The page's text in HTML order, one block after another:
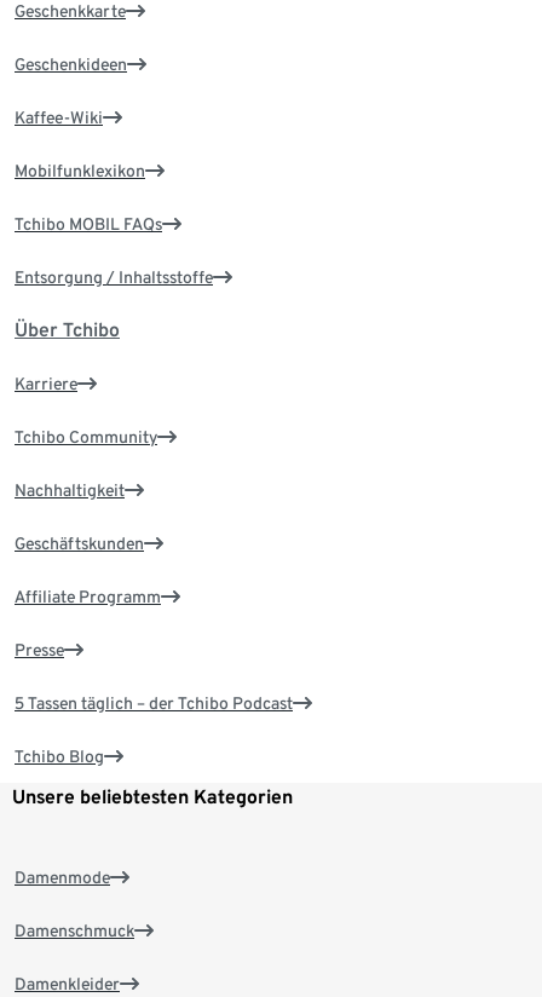
Geschenkkarte
Geschenkideen
Kaffee-Wiki
Mobilfunklexikon
Tchibo MOBIL FAQs
Entsorgung / Inhaltsstoffe
Über Tchibo
Karriere
Tchibo Community
Nachhaltigkeit
Geschäftskunden
Affiliate Programm
Presse
5 Tassen täglich – der Tchibo Podcast
Tchibo Blog
Unsere beliebtesten Kategorien
Damenmode
Damenschmuck
Damenkleider